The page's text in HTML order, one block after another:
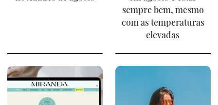
sempre bem, mesmo
com as temperaturas
elevadas